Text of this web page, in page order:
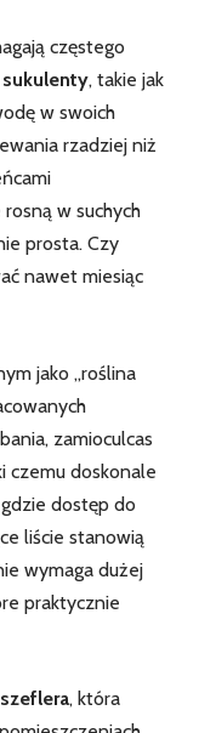
częstego
sukulenty, ‍takie jak
w‌ swoich
‍rzadziej niż
w suchych
prosta. ⁣Czy
​nawet miesiąc‌
jako „roślina
zamioculcas
‍czemu doskonale
dostęp do
liście stanowią
wymaga dużej
praktycznie
szeflera,‍ która